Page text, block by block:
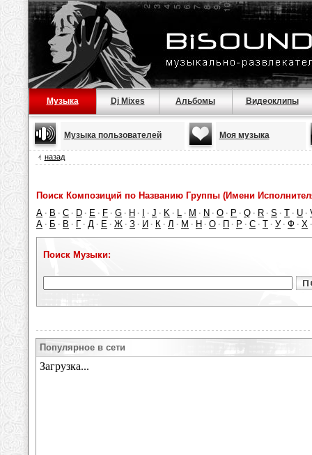
Музыка Dj Mixes Альбомы Видеоклипы
Музыка пользователей Моя музыка
назад
Поиск Композиций по Названию Группы (Имени
A · B · C · D · E · F · G · H · · J · K · L · M · N · O · P · Q · R · S · T · U ·
А · Б · В · Г · Д · Е · Ж · З · И · К · Л · М · Н · О · П · Р · С · Т · У · Ф · Х
Поиск Музыки:
Популярное в сети